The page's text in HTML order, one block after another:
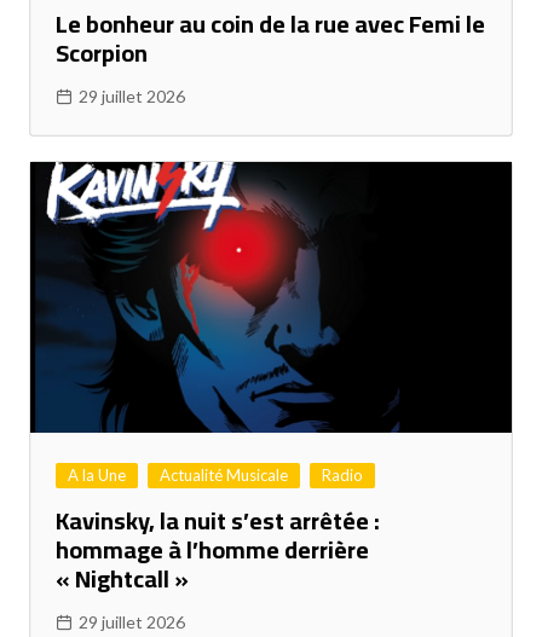
Le bonheur au coin de la rue avec Femi le
Scorpion
29 juillet 2026
A la Une Actualité Musicale Radio
Kavinsky, la nuit s’est arrêtée :
hommage à l’homme derrière
« Nightcall »
29 juillet 2026